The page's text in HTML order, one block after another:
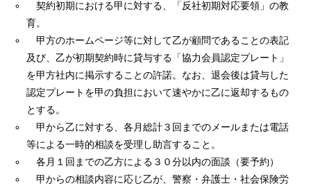
契約初期における甲に対する、「反社初期対応要領」の教
育。
甲方のホームページ等に対して乙が顧問であることの表記
及び、乙が初期契約時に貸与する「協力会員認定プレート」
を甲方社内に掲示することの許諾。なお、退会後は貸与した
認定プレートを甲の負担において速やかに乙に返却するもの
とする。
甲から乙に対する、各月総計３回までのメールまたは電話
等による一時的相談を受理し助言すること。
各月１回までの乙方による３０分以内の面談（要予約）
甲からの相談内容に応じ乙が、警察・弁護士・社会保険労